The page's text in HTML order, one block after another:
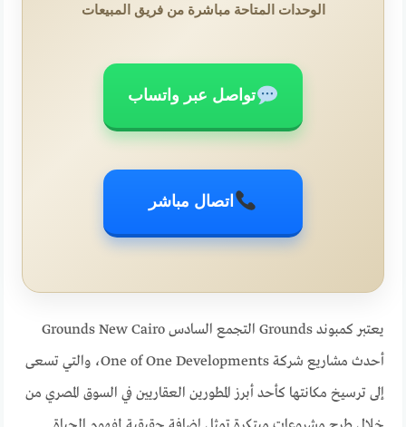
الوحدات المتاحة مباشرة من فريق المبيعات
تواصل عبر واتساب
اتصال مباشر
يعتبر كمبوند Grounds التجمع السادس Grounds New Cairo
أحدث مشاريع شركة One of One Developments، والتي تسعى
إلى ترسيخ مكانتها كأحد أبرز المطورين العقاريين في السوق المصري من